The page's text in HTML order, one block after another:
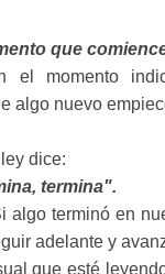
que
el momento
algo nuevo
dice:
termina".
algo terminó en
adelante y
que esté